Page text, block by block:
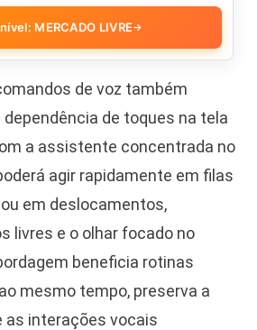
MERCADO LIVRE
de voz também
de toques na tela
a assistente concentrada no
agir rapidamente em filas
em deslocamentos,
livres e o olhar focado no
beneficia rotinas
mesmo tempo, preserva a
as interações vocais